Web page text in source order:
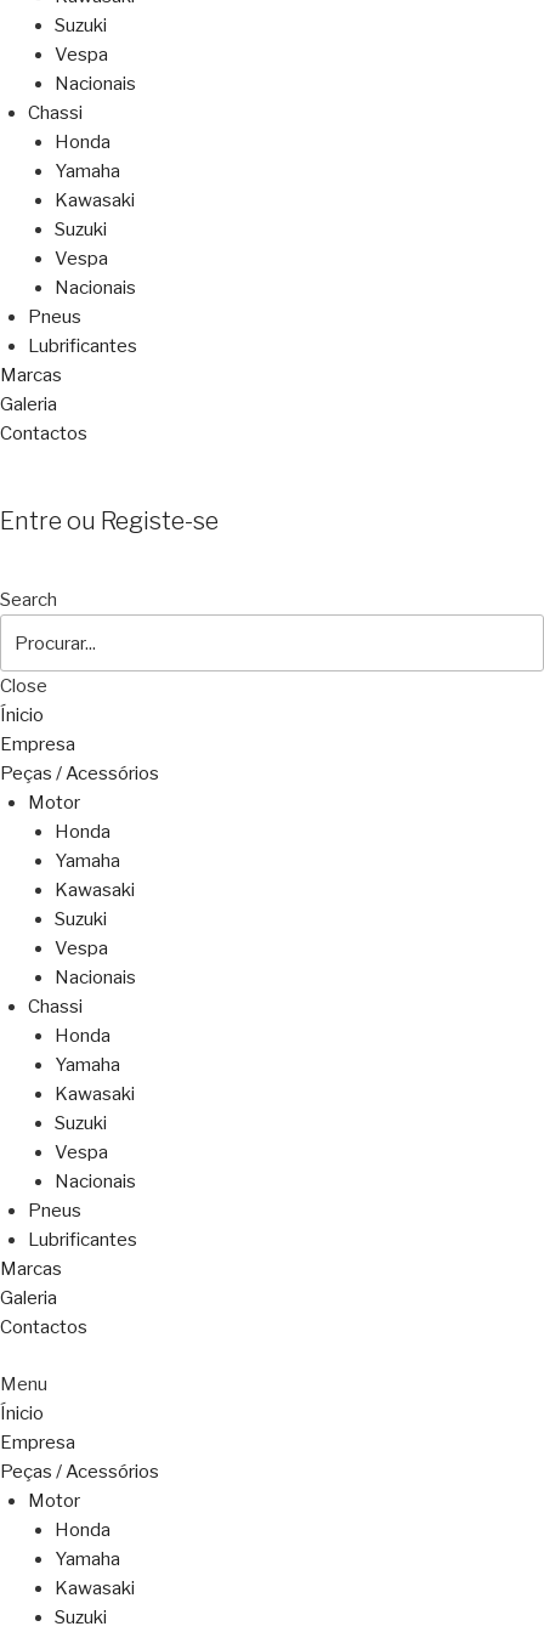
Suzuki
Vespa
Nacionais
Chassi
Honda
Yamaha
Kawasaki
Suzuki
Vespa
Nacionais
Pneus
Lubrificantes
Marcas
Galeria
Contactos
Entre ou Registe-se
Search
Close
Ínicio
Empresa
Peças / Acessórios
Motor
Honda
Yamaha
Kawasaki
Suzuki
Vespa
Nacionais
Chassi
Honda
Yamaha
Kawasaki
Suzuki
Vespa
Nacionais
Pneus
Lubrificantes
Marcas
Galeria
Contactos
Menu
Ínicio
Empresa
Peças / Acessórios
Motor
Honda
Yamaha
Kawasaki
Suzuki